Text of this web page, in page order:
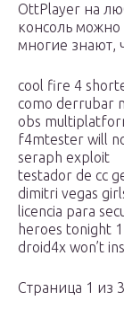
OttPlayer на
консоль можно
многие знают,
cool fire 4
como derrubar
obs
f4mtester will
seraph exploit
testador de cc
dimitri vegas
licencia para
heroes tonight
droid4x won’t
Страница 1 из